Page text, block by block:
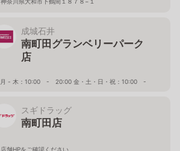
成城石井
南町田グランベリーパーク
店
月 - 木：10:00 - 20:00 金・土・日・祝：10:00 -
スギドラッグ
南町田店
店舗HPをご確認ください